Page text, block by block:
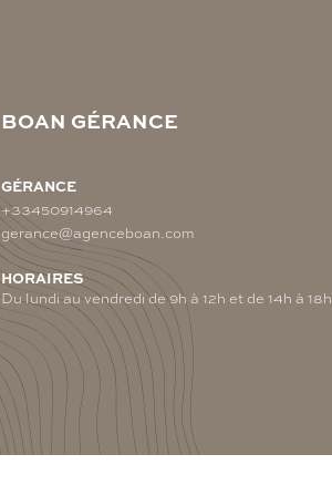
BOAN GÉRANCE
GÉRANCE
+33450914964
gerance@agenceboan.com
HORAIRES
Du lundi au vendredi de 9h à 12h et de 14h à 18h